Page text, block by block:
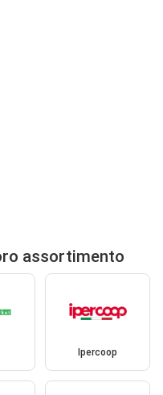
assortimento
Ipercoop